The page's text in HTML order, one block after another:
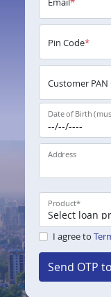
Pin Code*
Customer PAN
Date of Birth
Address
Product*
I agree to
Send OTP